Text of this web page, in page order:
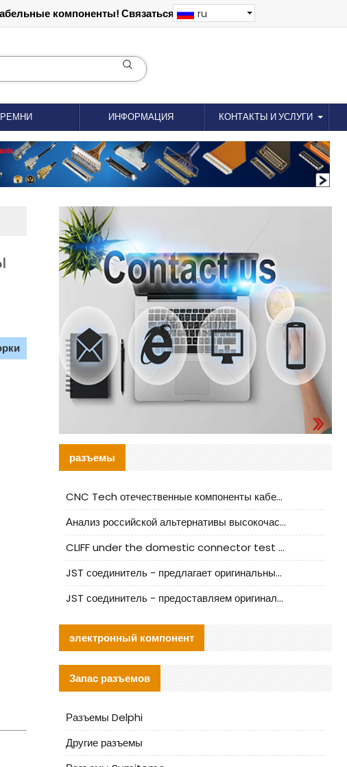
компоненты! Связаться: 18012695035
ru
РЕМНИ ИНФОРМАЦИЯ КОНТАКТЫ И УСЛУГИ
разъемы
CNC Tech отечественные компоненты кабельной арматуры оценка и руководство по производственному внедрению
Анализ российской альтернативы высокочастотных кабельных колодцев I-PEX
CLIFF under the domestic connector test standard update
JST соединитель - предлагает оригинальные и заменяющие JST NSHR-02V-S соединители
JST соединитель - предоставляем оригинальные JST GHR-09V-S соединители и их аналоги
электронный компонент
Запас разъемов
Разъемы Delphi
Другие разъемы